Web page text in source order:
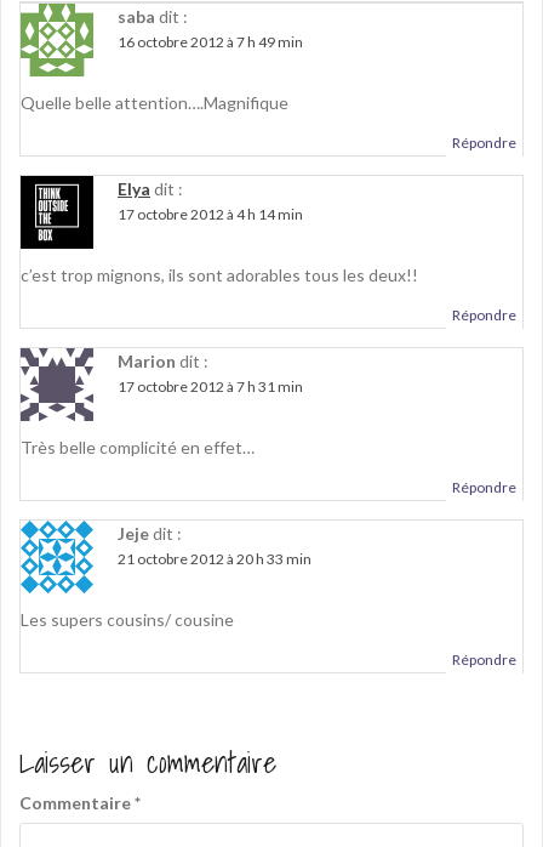
saba dit :
16 octobre 2012 à 7 h 49 min
Quelle belle attention….Magnifique
Répondre
Elya dit :
17 octobre 2012 à 4 h 14 min
c’est trop mignons, ils sont adorables tous les deux!!
Répondre
Marion dit :
17 octobre 2012 à 7 h 31 min
Très belle complicité en effet…
Répondre
Jejedit :
21 octobre 2012 à 20 h 33 min
Les supers cousins/ cousine
Répondre
Laisser un commentaire
Commentaire*